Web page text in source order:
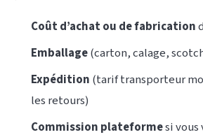
Coût d’achat ou de fabrication
Emballage(carton, calage,
Expédition (tarif transporteur
les retours)
Commission plateformesi vous